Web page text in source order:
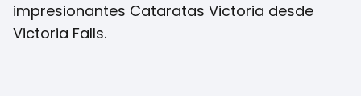
impresionantes Cataratas Victoria desde
Victoria Falls.